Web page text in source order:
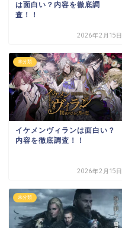
は面白い？内容を徹底調
査！！
2026年2月15日
未分類
イケメンヴィランは面白い？
内容を徹底調査！！
2026年2月15日
未分類